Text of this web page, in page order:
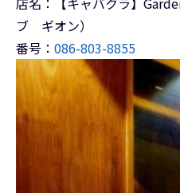
ブ ギオン）
番号： 086-803-8855